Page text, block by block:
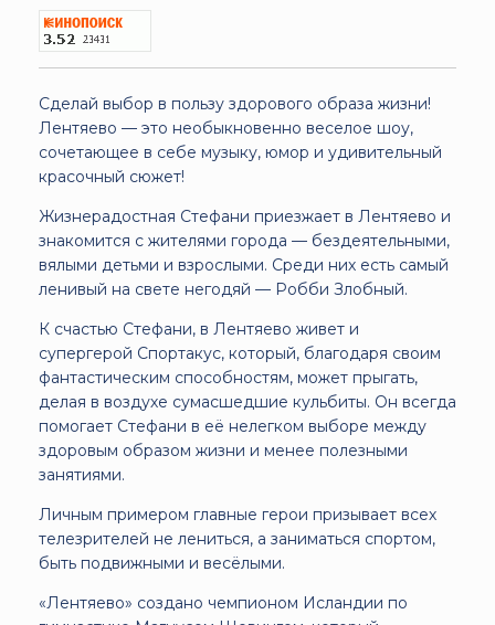
Сделай выбор в пользу здорового образа жизни!
Лентяево — это необыкновенно веселое шоу,
сочетающее в себе музыку, юмор и удивительный
красочный сюжет!
Жизнерадостная Стефани приезжает в Лентяево и
знакомится с жителями города — бездеятельными,
вялыми детьми и взрослыми. Среди них есть самый
ленивый на свете негодяй — Робби Злобный.
К счастью Стефани, в Лентяево живет и
супергерой Спортакус, который, благодаря своим
фантастическим способностям, может прыгать,
делая в воздухе сумасшедшие кульбиты. Он всегда
помогает Стефани в её нелегком выборе между
здоровым образом жизни и менее полезными
занятиями.
Личным примером главные герои призывает всех
телезрителей не лениться, а заниматься спортом,
быть подвижными и весёлыми.
«Лентяево» создано чемпионом Исландии по